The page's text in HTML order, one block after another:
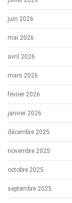
juin 2026
mai 2026
avril 2026
mars 2026
février 2026
janvier 2026
décembre 2025
novembre 2025
octobre 2025
septembre 2025